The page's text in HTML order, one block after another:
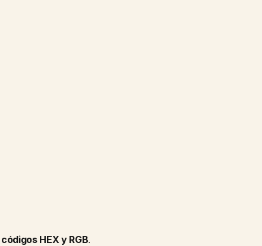
códigos HEX y RGB.